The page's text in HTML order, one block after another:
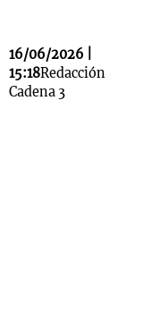
16/06/2026 |
15:18Redacción
Cadena 3